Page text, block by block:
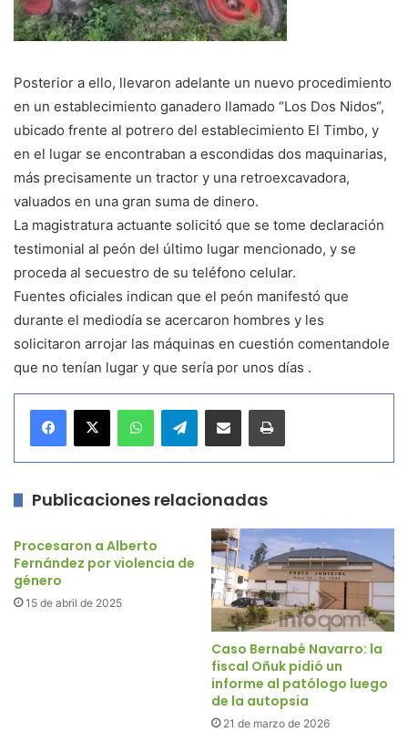
Posterior a ello, llevaron adelante un nuevo procedimiento
en un establecimiento ganadero llamado “Los Dos Nidos“,
ubicado frente al potrero del establecimiento El Timbo, y
en el lugar se encontraban a escondidas dos maquinarias,
más precisamente un tractor y una retroexcavadora,
valuados en una gran suma de dinero.
La magistratura actuante solicitó que se tome declaración
testimonial al peón del último lugar mencionado, y se
proceda al secuestro de su teléfono celular.
Fuentes oficiales indican que el peón manifestó que
durante el mediodía se acercaron hombres y les
solicitaron arrojar las máquinas en cuestión comentandole
que no tenían lugar y que sería por unos días .
Telegram
Publicaciones relacionadas
Procesaron a Alberto
Fernández por violencia de
género
15 de abril de 2025
Caso Bernabé Navarro: la
fiscal Oñuk pidió un
informe al patólogo luego
de la autopsia
21 de marzo de 2026